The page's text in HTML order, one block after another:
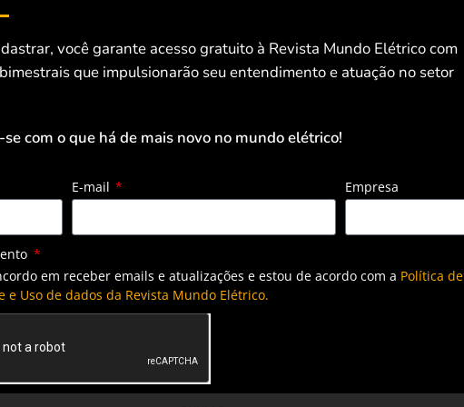
o marco legal do segmento.
da ABSOLAR, com a energia solar, o País pode, em
renovável. “Embora as 3,3 milhões de unidades
de comemoração, há ainda muito espaço para
de energia elétrica no mercado cativo”,
desenvolvidos nesta área, em
públicas, tornou-se referência
e empresas, com cerca de 30%
país atendidas por sistemas
Koloszuk.
você garante acesso gratuito à Revista Mundo Elétrico com
que impulsionarão seu entendimento e atuação no setor
se com o que há de mais novo no mundo elétrico!
E-mail Empresa
em receber emails e atualizações e estou de acordo com a Política de
e Uso de dados da Revista Mundo Elétrico.